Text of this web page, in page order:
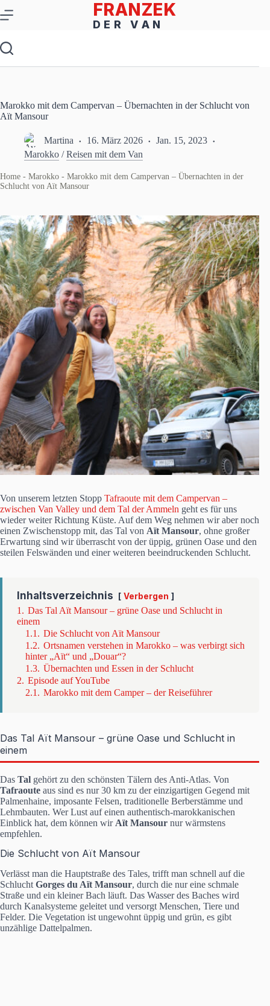
Inhalt
Marokko mit dem Campervan – Übernachten in der Schlucht von
Aït Mansour
Martina 16. März 2026
Jan. 15, 2023
Marokko /Reisen mit dem Van
Home - Marokko - Marokko mit dem Campervan – Übernachten in der
Schlucht von Aït Mansour
Von unserem letzten Stopp Tafraoute mit dem Campervan –
zwischen Van Valley und dem Tal der Ammeln geht es für uns
wieder weiter Richtung Küste. Auf dem Weg nehmen wir aber noch
einen Zwischenstopp mit, das Tal von Aït Mansour, ohne großer
Erwartung sind wir überrascht von der üppig, grünen Oase und den
steilen Felswänden und einer weiteren beeindruckenden Schlucht.
Inhaltsverzeichnis Verbergen
1. Das Tal Aït Mansour – grüne Oase und Schlucht in
einem
1.1. Die Schlucht von Aït Mansour
1.2. Ortsnamen verstehen in Marokko – was verbirgt sich
hinter „Aït“ und „Douar“?
1.3. Übernachten und Essen in der Schlucht
2. Episode auf YouTube
2.1. Marokko mit dem Camper – der Reiseführer
Das Tal Aït Mansour – grüne Oase und Schlucht in
einem
Das Tal gehört zu den schönsten Tälern des Anti-Atlas. Von
Tafraoute aus sind es nur 30 km zu der einzigartigen Gegend mit
Palmenhaine, imposante Felsen, traditionelle Berberstämme und
Lehmbauten. Wer Lust auf einen authentisch-marokkanischen
Einblick hat, dem können wir Aït Mansour nur wärmstens
empfehlen.
Die Schlucht von Aït Mansour
Verlässt man die Hauptstraße des Tales, trifft man schnell auf die
Schlucht Gorges du Aït Mansour, durch die nur eine schmale
Straße und ein kleiner Bach läuft. Das Wasser des Baches wird
durch Kanalsysteme geleitet und versorgt Menschen, Tiere und
Felder. Die Vegetation ist ungewohnt üppig und grün, es gibt
unzählige Dattelpalmen.